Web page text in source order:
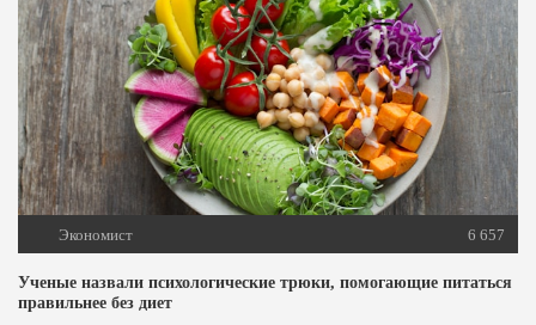
Экономист 6 657
Ученые назвали психологические трюки, помогающие питаться
правильнее без диет